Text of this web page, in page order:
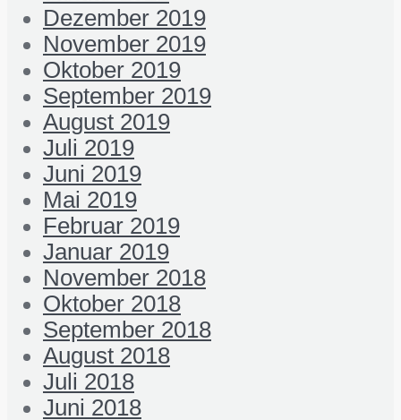
Dezember 2019
November 2019
Oktober 2019
September 2019
August 2019
Juli 2019
Juni 2019
Mai 2019
Februar 2019
Januar 2019
November 2018
Oktober 2018
September 2018
August 2018
Juli 2018
Juni 2018